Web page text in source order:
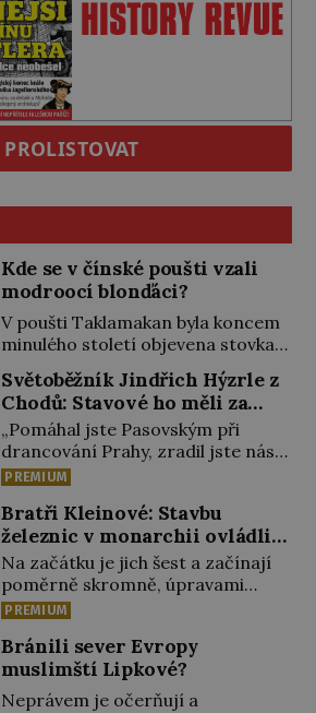
PROLISTOVAT
Kde se v čínské poušti vzali
modroocí blonďáci?
V poušti Taklamakan byla koncem
minulého století objevena stovka
hrobů s téměř netknutými
mumiemi. Všichni mrtví byli
pohřbeni s úctou a četnými
milodary. Asi nejvíc přitom vědce
zaujal hrob tříměsíčního
chlapečka s modrou filcovou
vlásky. Fakt, že jsou těla dávných
lidí nesmírně dobře zachovalá,
přičítají odborníci zdejším
klimatickým podmínkám. Sucho,
prosolené písky a extrémně […]
Světoběžník Jindřich Hýzrle z
Chodů: Stavové ho měli za
zrádce
„Pomáhal jste Pasovským při
drancování Prahy, zradil jste nás!“
nařknou čeští stavové hlavního
Jindřich se však zastrašit nenechá.
Zachová chladnou hlavu a trestu
unikne. Nicméně cejchu zrádce se
už nezbaví… Tři roky stačily! Škola
pro něj není. Jindřich Michal
Hýzrle z Chodů (1575–1665) se v ní
nudí. 10letý chlapec chce
procestovat […]
PREMIUM
Bratři Kleinové: Stavbu
železnic v monarchii ovládli
samouci
Na začátku je jich šest a začínají
poměrně skromně, úpravami
zahrad, rybníků a parků. Postupně
Během 40 let vybudují na území
monarchie třetinu všech tratí,
tedy asi 3500 kilometrů! Ohromně
PREMIUM
Bránili sever Evropy
muslimští Lipkové?
Neprávem je očerňují a